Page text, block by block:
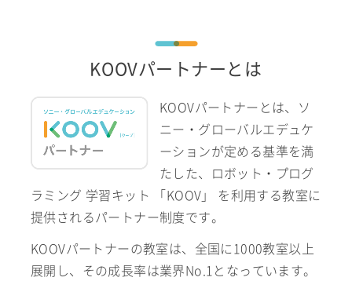
KOOVパートナーとは
KOOVパートナーとは、ソ
ニー・グローバルエデュケ
ーションが定める基準を満
たした、ロボット・プログ
ラミング 学習キット 「KOOV」 を利用する教室に
提供されるパートナー制度です。
KOOVパートナーの教室は、全国に1000教室以上
展開し、その成長率は業界No.1となっています。